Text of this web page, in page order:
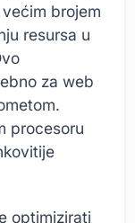
brojem
resursa u
za web
procesoru
optimizirati